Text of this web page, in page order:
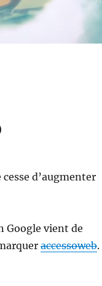
cesse d’augmenter
Google vient de
accessoweb.